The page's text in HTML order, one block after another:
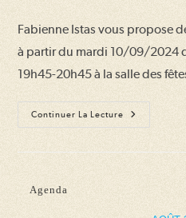
publication :
Fabienne Istas vous propose
à partir du mardi 10/09/2024
19h45-20h45 à la salle des
Continuer La Lecture
Cours
De
Agenda